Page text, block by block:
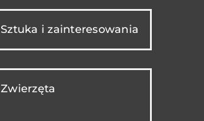
Sztuka i zainteresowania
Zwierzęta